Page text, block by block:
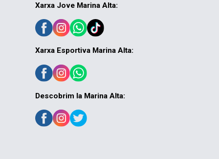
Xarxa Jove Marina Alta:
Xarxa Esportiva Marina Alta:
Descobrim la Marina Alta: